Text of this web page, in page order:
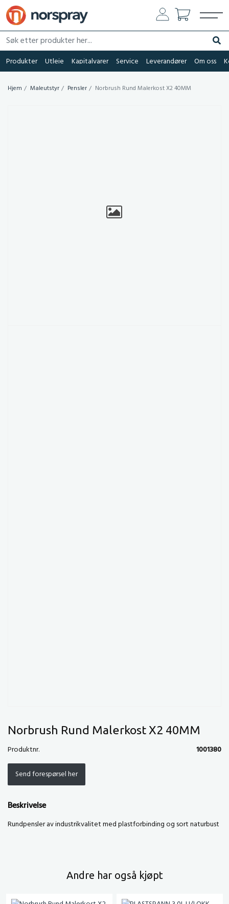
Søk etter produkter her...
Søk
Produkter Utleie Kapitalvarer Service Leverandører Om oss
Hjem Maleutstyr Pensler Norbrush Rund Malerkost X2 40MM
Norbrush Rund Malerkost X2 40MM
Produktnr. 1001380
Send forespørsel her
Beskrivelse
Rundpensler av industrikvalitet med plastforbinding og sort naturbust
Andre har også kjøpt